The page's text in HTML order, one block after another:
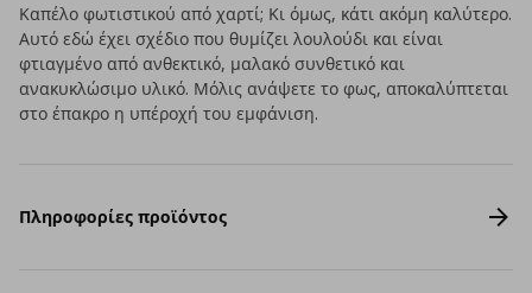
Καπέλο φωτιστικού από χαρτί; Κι όμως, κάτι ακόμη καλύτερο.
Αυτό εδώ έχει σχέδιο που θυμίζει λουλούδι και είναι
φτιαγμένο από ανθεκτικό, μαλακό συνθετικό και
ανακυκλώσιμο υλικό. Μόλις ανάψετε το φως, αποκαλύπτεται
στο έπακρο η υπέροχή του εμφάνιση.
Πληροφορίες προϊόντος